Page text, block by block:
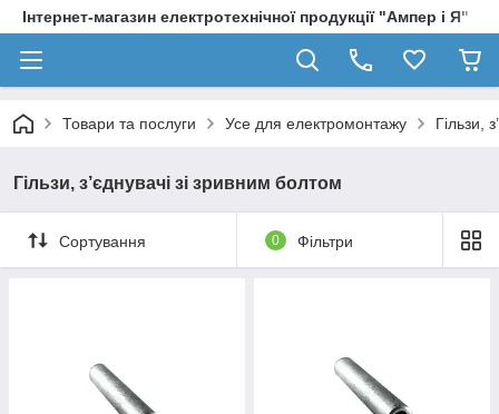
Інтернет-магазин електротехнічної продукції "Ампер і Я"
Товари та послуги Усе для електромонтажу Гільзи,
Гільзи, з’єднувачі зі зривним болтом
Сортування 0 Фільтри